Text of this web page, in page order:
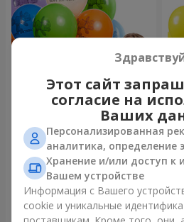
Коллекция шариков "День
рождения" (с Тедди)
Заказать
Этот сайт
согласие на
Ваших
Персонализированная
аналитика, определение
Хранение и/или доступ к
Вашем устройстве
Информация с Вашего
cookie и уникальные